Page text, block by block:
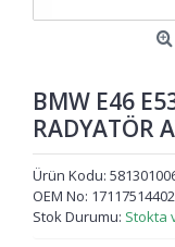
BMW E46
RADYATÖR
Ürün Kodu:
OEM No: 17117514402
Stok Durumu: Stokta